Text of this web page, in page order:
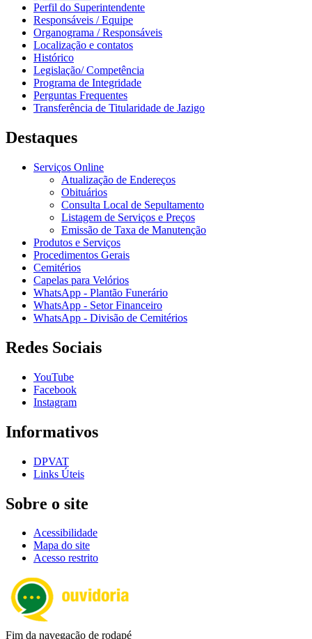
Perfil do Superintendente
Responsáveis / Equipe
Organograma / Responsáveis
Localização e contatos
Histórico
Legislação/ Competência
Programa de Integridade
Perguntas Frequentes
Transferência de Titularidade de Jazigo
Destaques
Serviços Online
Atualização de Endereços
Obituários
Consulta Local de Sepultamento
Listagem de Serviços e Preços
Emissão de Taxa de Manutenção
Produtos e Serviços
Procedimentos Gerais
Cemitérios
Capelas para Velórios
WhatsApp - Plantão Funerário
WhatsApp - Setor Financeiro
WhatsApp - Divisão de Cemitérios
Redes Sociais
YouTube
Facebook
Instagram
Informativos
DPVAT
Links Úteis
Sobre o site
Acessibilidade
Mapa do site
Acesso restrito
Fim da navegação de rodapé